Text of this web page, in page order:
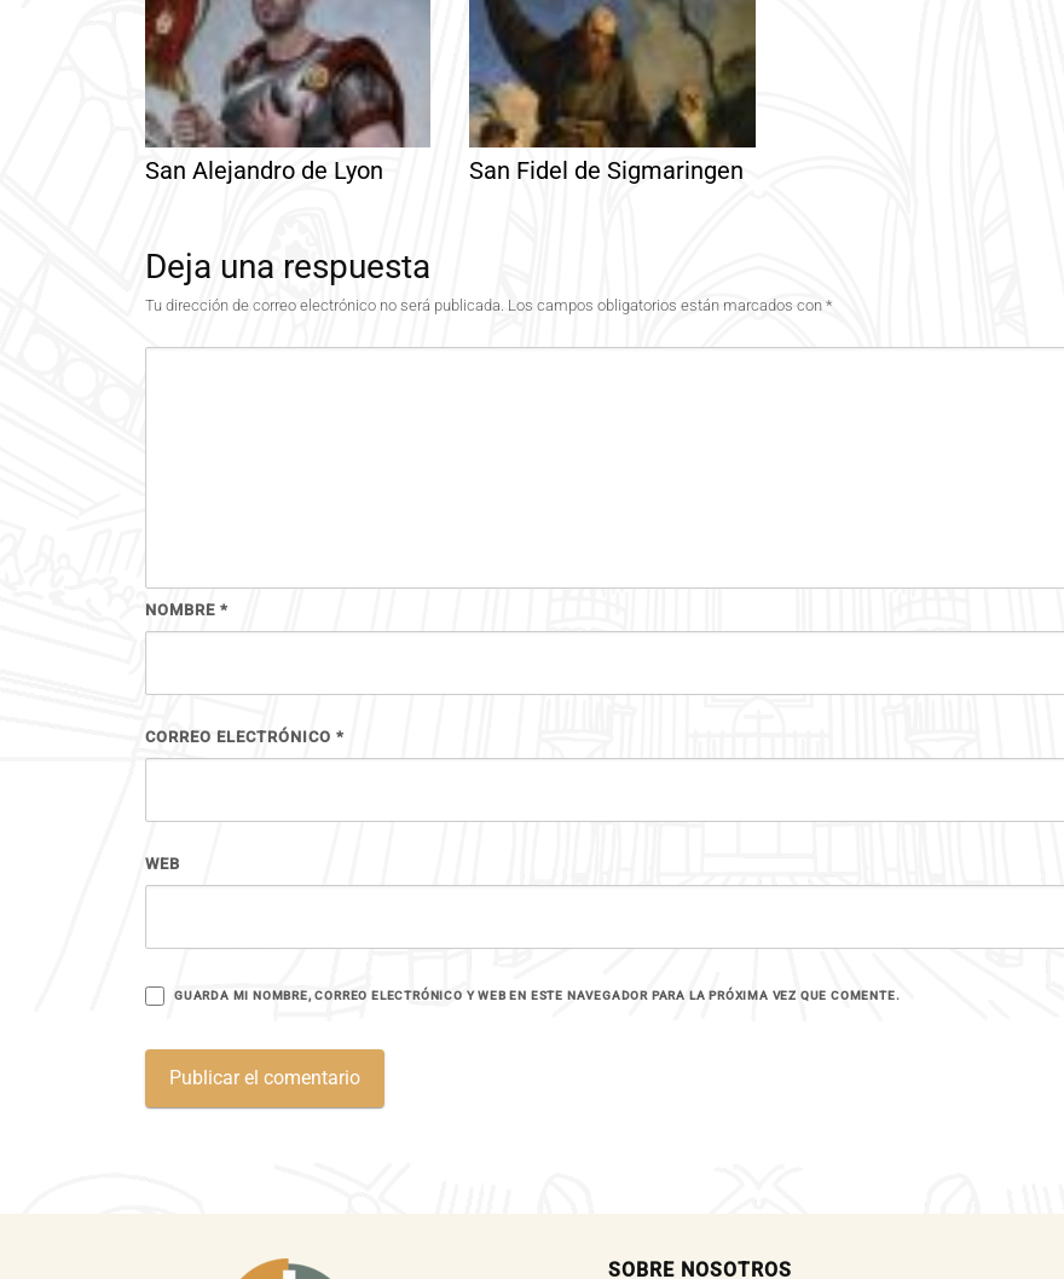
San Alejandro de Lyon San Fidel de Sigmaringen
Deja una respuesta
Tu dirección de correo electrónico no será publicada. Los campos obligatorios están marcados con *
NOMBRE *
CORREO ELECTRÓNICO *
WEB
GUARDA MI NOMBRE, CORREO ELECTRÓNICO Y WEB EN ESTE NAVEGADOR PARA LA PRÓXIMA VEZ QUE COMENTE.
SOBRE NOSOTROS